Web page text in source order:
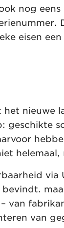
nog
eisen
het nieuwe
geschikte
helemaal,
van
van